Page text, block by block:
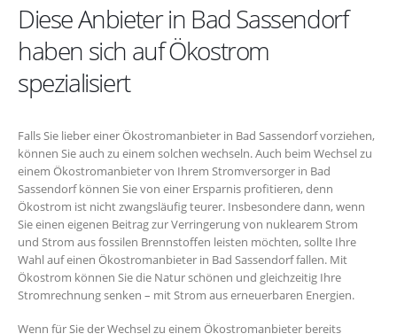
Diese Anbieter in Bad Sassendorf
haben sich auf Ökostrom
spezialisiert
Falls Sie lieber einer Ökostromanbieter in Bad Sassendorf vorziehen,
können Sie auch zu einem solchen wechseln. Auch beim Wechsel zu
einem Ökostromanbieter von Ihrem Stromversorger in Bad
Sassendorf können Sie von einer Ersparnis profitieren, denn
Ökostrom ist nicht zwangsläufig teurer. Insbesondere dann, wenn
Sie einen eigenen Beitrag zur Verringerung von nuklearem Strom
und Strom aus fossilen Brennstoffen leisten möchten, sollte Ihre
Wahl auf einen Ökostromanbieter in Bad Sassendorf fallen. Mit
Ökostrom können Sie die Natur schönen und gleichzeitig Ihre
Stromrechnung senken – mit Strom aus erneuerbaren Energien.
Wenn für Sie der Wechsel zu einem Ökostromanbieter bereits